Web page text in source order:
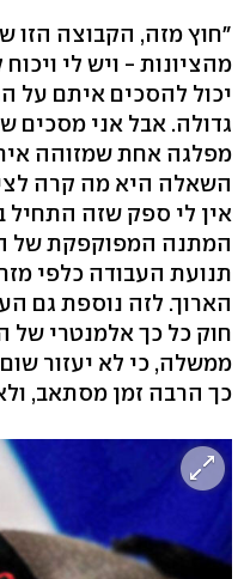
"חוץ מזה, הקבוצה הזו
מהציונות - ויש לי
יכול להסכים איתם על
גדולה. אבל אני מסכים
מפלגה אחת שמזוהה
השאלה היא מה קרה
המתנה המפוקפקת של
תנועת העבודה כלפי
הארוך. לזה נוספת גם
חוק כל כך אלמנטרי
ממשלה, כי לא יעזור
כך הרבה זמן מסתאב,